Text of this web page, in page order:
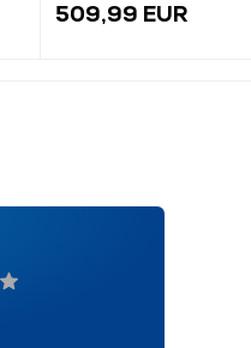
509,99 EUR